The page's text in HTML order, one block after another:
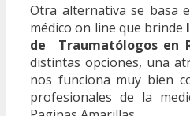
Otra alternativa se basa
médico on line que brinde
de Traumatólogos en
distintas opciones, una
nos funciona muy bien
profesionales de la